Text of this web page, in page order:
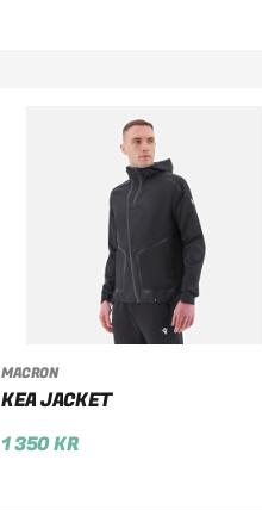
MACRON
KEA JACKET
1 350KR
VÄLJ ALTERNATIV